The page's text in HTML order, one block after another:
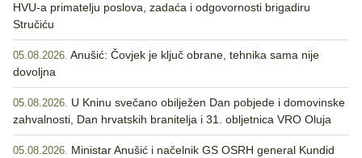
HVU-a primatelju poslova, zadaća i odgovornosti brigadiru
Stručiću
05.08.2026. Anušić: Čovjek je ključ obrane, tehnika sama nije
dovoljna
05.08.2026. U Kninu svečano obilježen Dan pobjede i domovinske
zahvalnosti, Dan hrvatskih branitelja i 31. obljetnica VRO Oluja
05.08.2026. Ministar Anušić i načelnik GS OSRH general Kundid